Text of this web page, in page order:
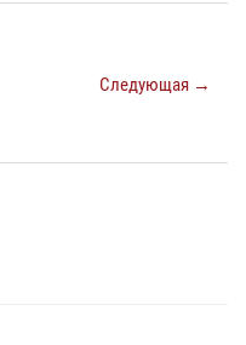
Следующая →